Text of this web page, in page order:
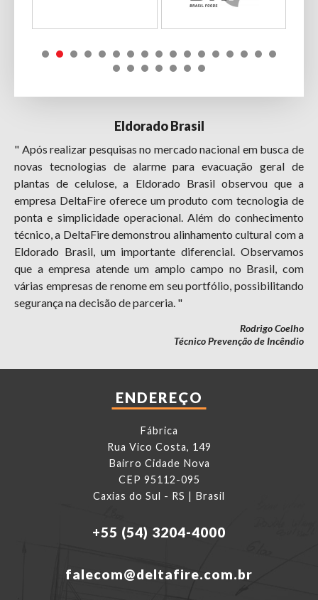
Eldorado Brasil
" Após realizar pesquisas no mercado nacional em busca de
novas tecnologias de alarme para evacuação geral de
plantas de celulose, a Eldorado Brasil observou que a
empresa DeltaFire oferece um produto com tecnologia de
ponta e simplicidade operacional. Além do conhecimento
técnico, a DeltaFire demonstrou alinhamento cultural com a
Eldorado Brasil, um importante diferencial. Observamos
que a empresa atende um amplo campo no Brasil, com
várias empresas de renome em seu portfólio, possibilitando
segurança na decisão de parceria. "
Rodrigo Coelho
Técnico Prevenção de Incêndio
ENDEREÇO
Fábrica
Rua Vico Costa, 149
Bairro Cidade Nova
CEP 95112-095
Caxias do Sul - RS | Brasil
+55 (54) 3204-4000
falecom@deltafire.com.br